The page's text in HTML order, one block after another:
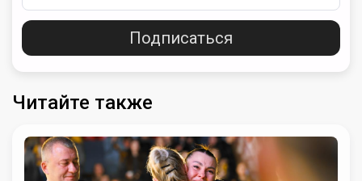
Подписаться
Читайте также